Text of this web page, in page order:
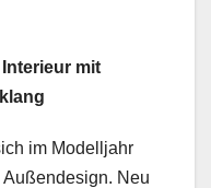
mit
im Modelljahr
Neu